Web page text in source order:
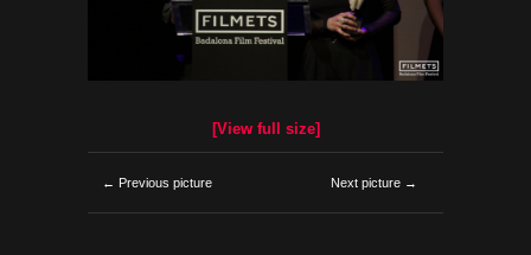
[View full size]
← Previous picture Next picture →